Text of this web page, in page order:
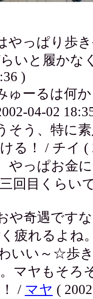
っぱり歩き
いと履かな
)
ーるは何か
04-02
う、特に素
る！ / チイ (
っぱお金
回目くらい
奇遇ですな
疲れるよね
いい～☆歩
マヤもそろ
/ マヤ (